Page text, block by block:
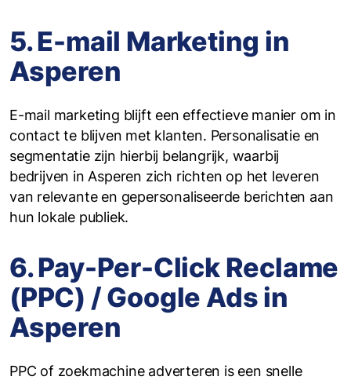
5. E-mail Marketing in
Asperen
E-mail marketing blijft een effectieve manier om in
contact te blijven met klanten. Personalisatie en
segmentatie zijn hierbij belangrijk, waarbij
bedrijven in Asperen zich richten op het leveren
van relevante en gepersonaliseerde berichten aan
hun lokale publiek.
6. Pay-Per-Click Reclame
(PPC) / Google Ads in
Asperen
PPC of zoekmachine adverteren is een snelle